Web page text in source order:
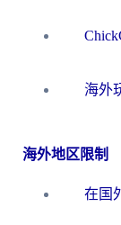
海外地区限制